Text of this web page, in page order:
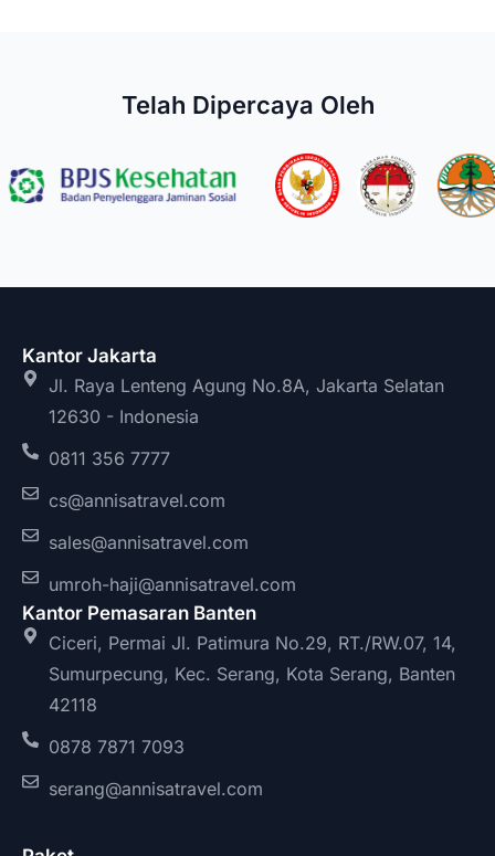
Telah Dipercaya Oleh
Kantor Jakarta
Jl. Raya Lenteng Agung No.8A, Jakarta Selatan
12630 - Indonesia
0811 356 7777
cs@annisatravel.com
sales@annisatravel.com
umroh-haji@annisatravel.com
Kantor Pemasaran Banten
Ciceri, Permai Jl. Patimura No.29, RT./RW.07, 14,
Sumurpecung, Kec. Serang, Kota Serang, Banten
42118
0878 7871 7093
serang@annisatravel.com